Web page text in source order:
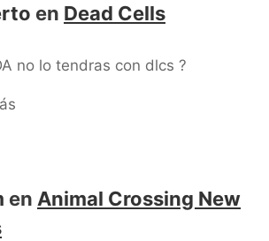
en Dead Cells
no lo tendras con dlcs ?
en Animal Crossing New